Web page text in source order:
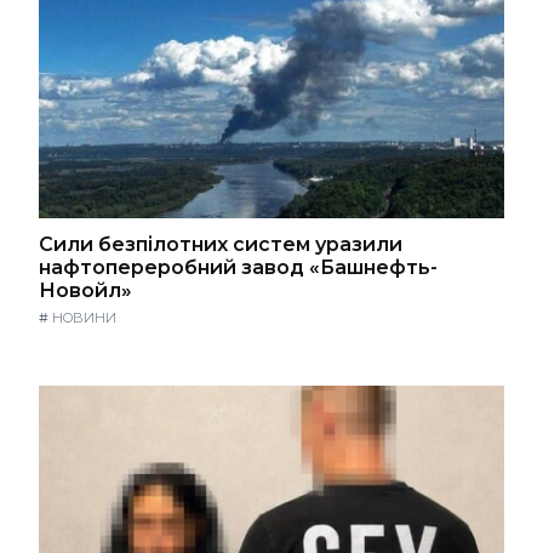
Сили безпілотних систем уразили
нафтопереробний завод «Башнефть-
Новойл»
# НОВИНИ